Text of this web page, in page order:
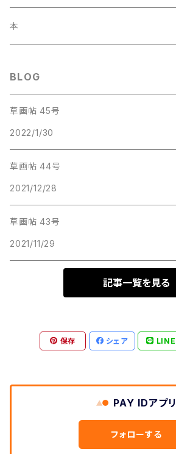
露草
木筆
本
BLOG
草画帖 45号
2022/1/30
草画帖 44号
2021/12/28
草画帖 43号
2021/11/29
記事一覧を見る
保存 シェア LINE
PAY IDアプリ
フォローする